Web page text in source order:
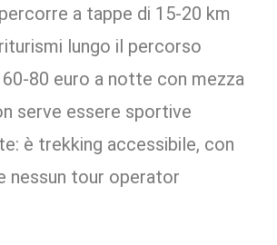
a tappe di 15-20 km
lungo il percorso
80 euro a notte con mezza
serve essere sportive
è trekking accessibile, con
nessun tour operator